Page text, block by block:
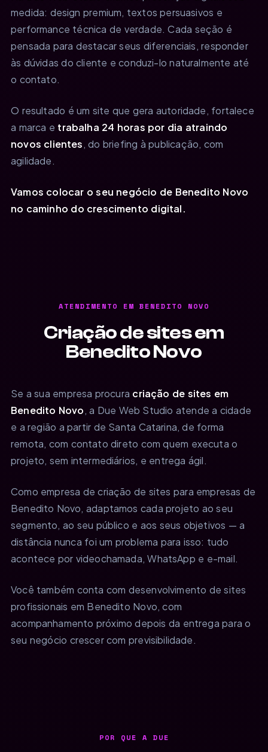
medida: design premium, textos persuasivos e
performance técnica de verdade. Cada seção é
pensada para destacar seus diferenciais, responder
às dúvidas do cliente e conduzi-lo naturalmente até
o contato.
O resultado é um site que gera autoridade, fortalece
a marca e trabalha 24 horas por dia atraindo
novos clientes, do briefing à publicação, com
agilidade.
Vamos colocar o seu negócio de Benedito Novo
no caminho do crescimento digital.
ATENDIMENTO EM BENEDITO NOVO
Criação de sites em
Benedito Novo
Se a sua empresa procura criação de sites em
Benedito Novo, a Due Web Studio atende a cidade
e a região a partir de Santa Catarina, de forma
remota, com contato direto com quem executa o
projeto, sem intermediários, e entrega ágil.
Como empresa de criação de sites para empresas de
Benedito Novo, adaptamos cada projeto ao seu
segmento, ao seu público e aos seus objetivos — a
distância nunca foi um problema para isso: tudo
acontece por videochamada, WhatsApp e e-mail.
Você também conta com desenvolvimento de sites
profissionais em Benedito Novo, com
acompanhamento próximo depois da entrega para o
seu negócio crescer com previsibilidade.
POR QUE A DUE